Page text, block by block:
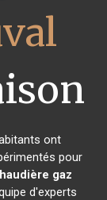
ont
pour
gaz
d'experts